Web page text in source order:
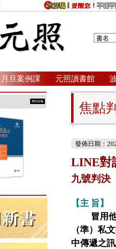
月旦案例課 元照讀書館
焦點
發佈日期：
LINE對
九號判決
【主 旨】
冒用
（準）私
中傳遞之